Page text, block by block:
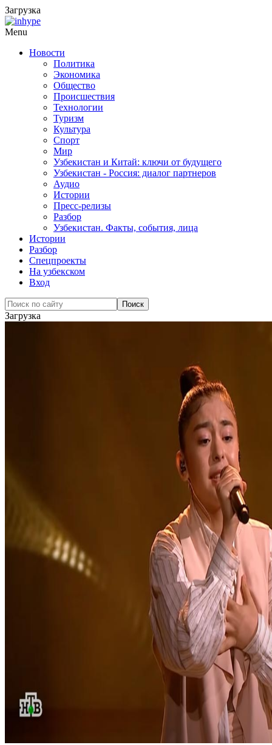
Загрузка
Menu
Новости
Политика
Экономика
Общество
Происшествия
Технологии
Туризм
Культура
Спорт
Мир
Узбекистан и Китай: ключи от будущего
Узбекистан - Россия: диалог партнеров
Аудио
Истории
Пресс-релизы
Разбор
Узбекистан. Факты, события, лица
Истории
Разбор
Спецпроекты
На узбекском
Вход
Загрузка